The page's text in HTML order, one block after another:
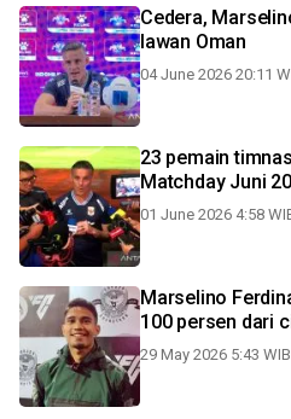
Cedera,
lawan Oman
04 June 2026 20:11
23 pemain
01 June 2026 4:58
Marselino
100 persen dari
29 May 2026 5:43 WIB